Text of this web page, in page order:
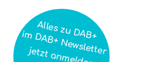
Alles zu DAB+
im DAB+ Newsletter